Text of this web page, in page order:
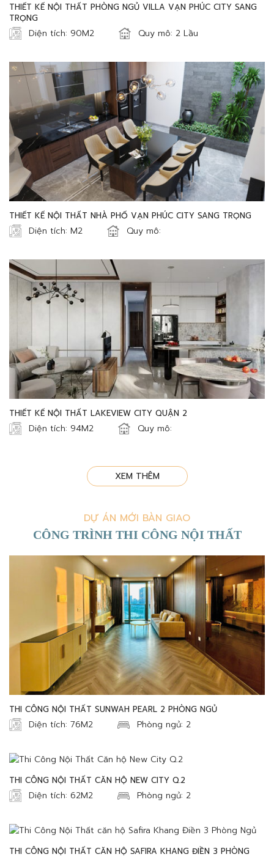
THIẾT KẾ NỘI THẤT PHÒNG NGỦ VILLA VẠN PHÚC CITY SANG
TRỌNG
Diện tích: 90M2 Quy mô: 2 Lầu
THIẾT KẾ NỘI THẤT NHÀ PHỐ VẠN PHÚC CITY SANG TRỌNG
Diện tích: M2 Quy mô:
THIẾT KẾ NỘI THẤT LAKEVIEW CITY QUẬN 2
Diện tích: 94M2 Quy mô:
XEM THÊM
DỰ ÁN MỚI BÀN GIAO
CÔNG TRÌNH THI CÔNG NỘI THẤT
THI CÔNG NỘI THẤT SUNWAH PEARL 2 PHÒNG NGỦ
Diện tích: 76M2 Phòng ngủ: 2
THI CÔNG NỘI THẤT CĂN HỘ NEW CITY Q.2
Diện tích: 62M2 Phòng ngủ: 2
THI CÔNG NỘI THẤT CĂN HỘ SAFIRA KHANG ĐIỀN 3 PHÒNG